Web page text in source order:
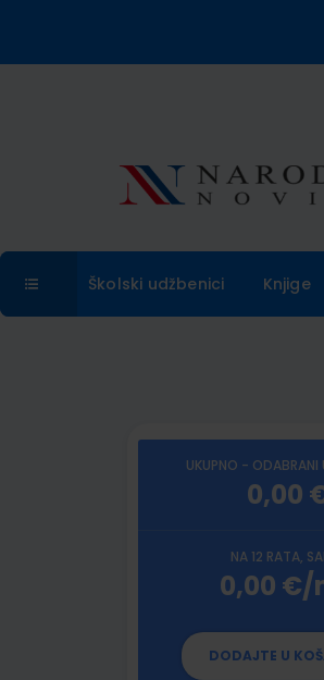
Školski udžbenici Knjige
UKUPNO - ODABRANI
0,00
NA 12 RATA,
0,00 €/
DODAJTE U